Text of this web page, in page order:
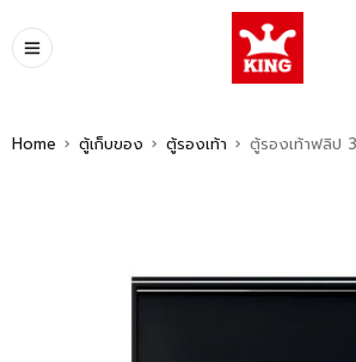
Home › ตู้เก็บของ › ตู้รองเท้า › ตู้รองเท้าฟลิป